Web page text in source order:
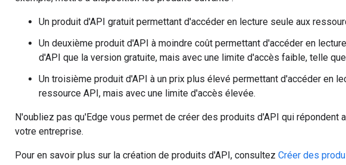
Un produit d'API gratuit permettant d'accéder en lecture seule aux
Un deuxième produit d'API à moindre coût permettant d'accéder en
d'API que la version gratuite, mais avec une limite d'accès faible, telle
Un troisième produit d'API à un prix plus élevé permettant d'accéder en
ressource API, mais avec une limite d'accès élevée.
N'oubliez pas qu'Edge vous permet de créer des produits d'API qui répondent
votre entreprise.
Pour en savoir plus sur la création de produits d'API, consultez Créer des